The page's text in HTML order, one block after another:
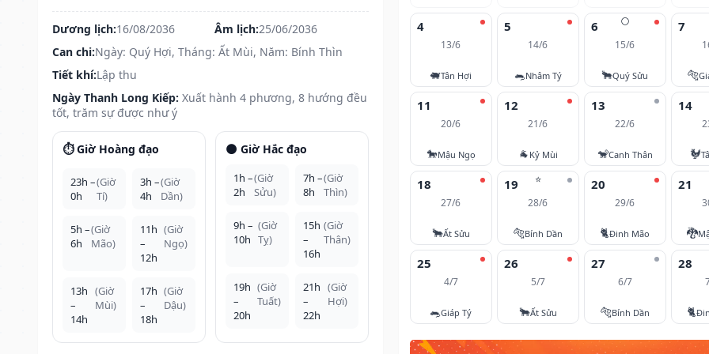
Dương lịch:16/08/2036 Âm lịch:25/06/2036
Can chi:Ngày: Quý Hợi, Tháng: Ất Mùi, Năm: Bính Thìn
Tiết khí:Lập thu
Ngày Thanh Long Kiếp: Xuất hành 4 phương, 8 hướng đều
tốt, trăm sự được như ý
⏱️ Giờ Hoàng đạo
23h –
0h
(Giờ
Tí)
3h –
4h
(Giờ
Dần)
5h –
6h
(Giờ
Mão)
11h
–
12h
(Giờ
Ngọ)
13h
–
14h
(Giờ
Mùi)
17h
–
18h
(Giờ
Dậu)
🌑 Giờ Hắc đạo
1h –
2h
(Giờ
Sửu)
7h –
8h
(Giờ
Thìn)
9h –
10h
(Giờ
Tỵ)
15h
–
16h
(Giờ
Thân)
19h
–
20h
(Giờ
Tuất)
21h
–
22h
(Giờ
Hợi)
4
13/6
🐖Tân Hợi
5
14/6
🐀Nhâm Tý
🌕
6
15/6
🐂Quý Sửu
7
🐅
11
20/6
🐎Mậu Ngọ
12
21/6
🐐 Kỷ Mùi
13
22/6
🐒Canh Thân
14
🐓
18
27/6
🐂Ất Sửu
⭐
19
28/6
🐅Bính Dần
20
29/6
🐈Đinh Mão
21
🐉
25
4/7
🐀Giáp Tý
26
5/7
🐂Ất Sửu
27
6/7
🐅Bính Dần
28
🐈